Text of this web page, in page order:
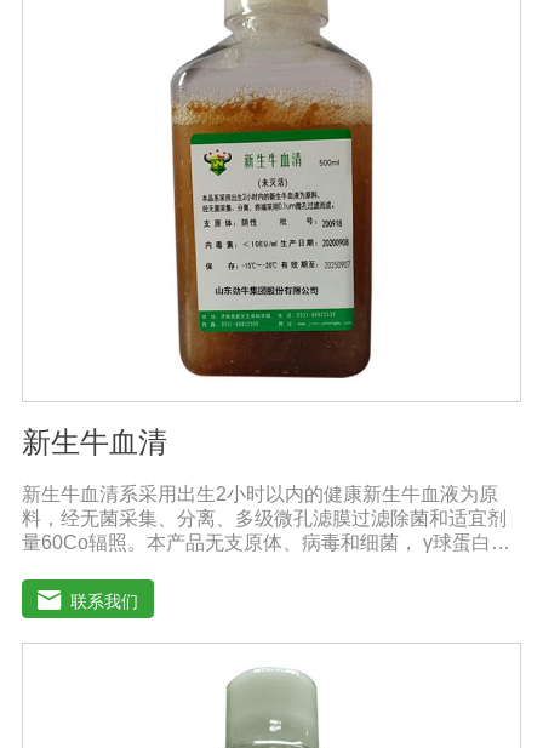
新生牛血清
新生牛血清系采用出生2小时以内的健康新生牛血液为原
料，经无菌采集、分离、多级微孔滤膜过滤除菌和适宜剂
量60Co辐照。本产品无支原体、病毒和细菌， γ球蛋白含
促进细胞增殖作用。适用于多种细胞株的培养、扩增及单
克隆抗体的制备和疫苗的研制及生产。质量标准：符合
《中华人民共和国药典》2020版、《中华人民共和国兽药
典》2020版质量标准。规格：500ml/瓶、1000ml/瓶保
存：-15℃―-20℃有效期：5年注意事项：1、解冻：采用
逐步解冻法（ -20℃→2-8℃→ 室温），可减少沉淀的产生
使血清质量不会受到影响。
联系我们